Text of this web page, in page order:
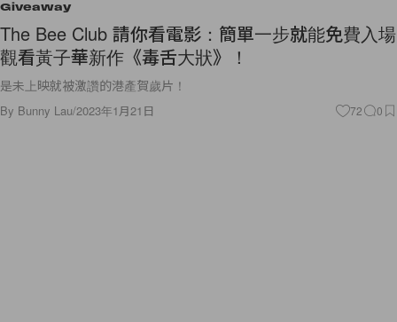
Giveaway
The Bee Club 請你看電影：簡單一步就能免費入場
觀看黃子華新作《毒舌大狀》！
是未上映就被激讚的港產賀歲片！
By Bunny Lau/2023年1月21日 72 0